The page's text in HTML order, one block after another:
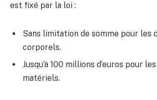
est fixé par la loi :
Sans limitation de somme pour les
corporels.
Jusqu’à 100 millions d’euros pour
matériels.